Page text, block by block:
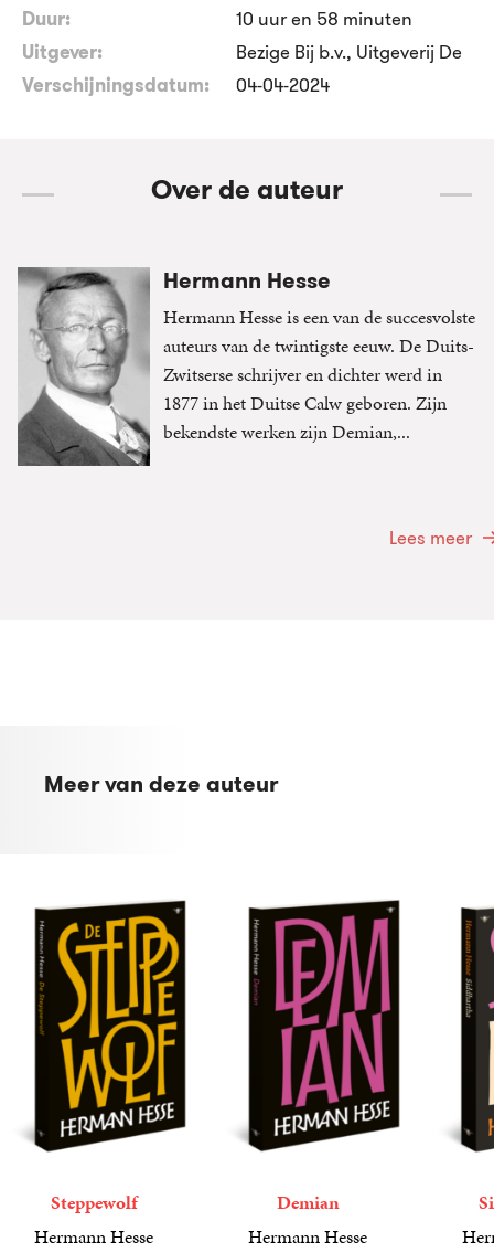
Duur:
10 uur en 58 minuten
Uitgever:
Bezige Bij b.v., Uitgeverij De
Verschijningsdatum:
04-04-2024
Over de auteur
Hermann Hesse
Hermann Hesse is een van de succesvolste
auteurs van de twintigste eeuw. De Duits-
Zwitserse schrijver en dichter werd in
1877 in het Duitse Calw geboren. Zijn
bekendste werken zijn Demian,...
Lees meer
Meer van deze auteur
Steppewolf
Hermann Hesse
Demian
Hermann Hesse